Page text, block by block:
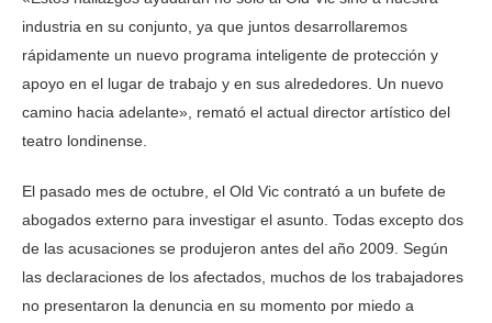
industria en su conjunto, ya que juntos desarrollaremos
rápidamente un nuevo programa inteligente de protección y
apoyo en el lugar de trabajo y en sus alrededores. Un nuevo
camino hacia adelante», remató el actual director artístico del
teatro londinense.
El pasado mes de octubre, el Old Vic contrató a un bufete de
abogados externo para investigar el asunto. Todas excepto dos
de las acusaciones se produjeron antes del año 2009. Según
las declaraciones de los afectados, muchos de los trabajadores
no presentaron la denuncia en su momento por miedo a